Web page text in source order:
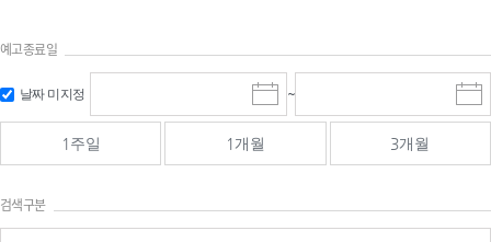
예고종료일
날짜 미지정
시
작
일
선
~
종
료
선
1주일 1개월 3개월
검색구분